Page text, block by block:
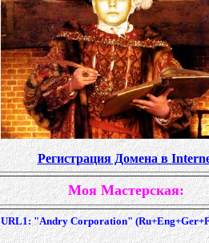
Регистрация Домена в
Моя Мастерская:
URL1: "Andry Corporation"